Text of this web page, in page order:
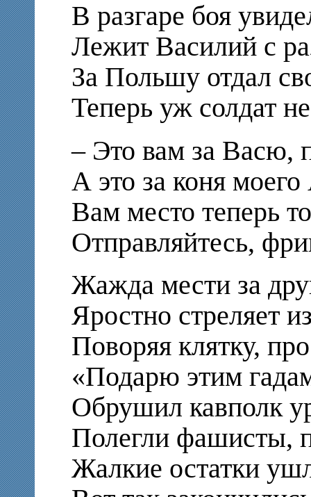
В разгаре боя
Лежит Василий с
За Польшу отдал
Теперь уж солдат
– Это вам за Васю,
А это за коня
Вам место теперь
Отправляйтесь,
Жажда мести за
Яростно стреляет
Поворяя клятку,
«Подарю этим
Обрушил кавполк
Полегли фашисты,
Жалкие остатки